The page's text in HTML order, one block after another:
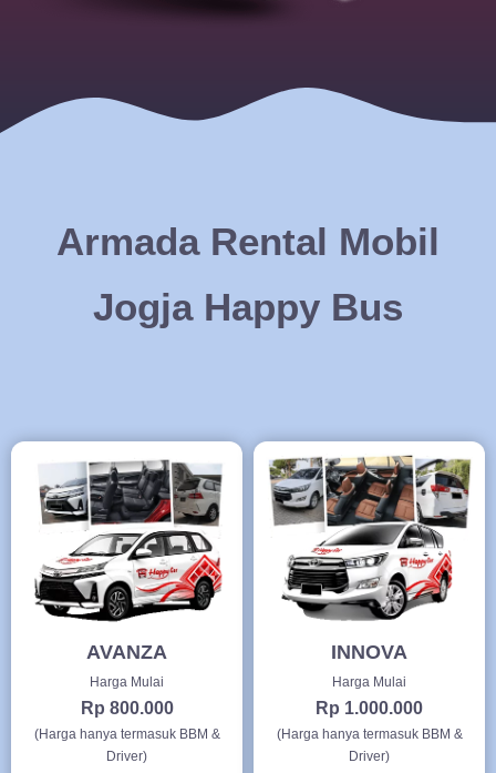
Armada Rental Mobil
Jogja Happy Bus
AVANZA
Harga Mulai
Rp 800.000
(Harga hanya termasuk BBM &
Driver)
INNOVA
Harga Mulai
Rp 1.000.000
(Harga hanya termasuk BBM &
Driver)